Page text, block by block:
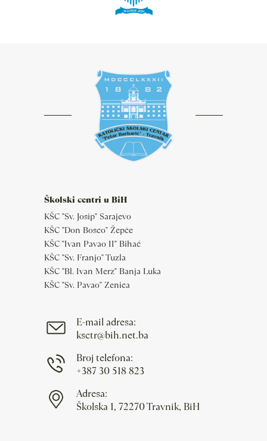
Školski centri u BiH
KŠC "Sv. Josip" Sarajevo
KŠC "Don Bosco" Žepče
KŠC "Ivan Pavao II" Bihać
KŠC "Sv. Franjo" Tuzla
KŠC "Bl. Ivan Merz" Banja Luka
KŠC "Sv. Pavao" Zenica
E-mail adresa:
ksctr@bih.net.ba
Broj telefona:
+387 30 518 823
Adresa:
Školska 1, 72270 Travnik, BiH